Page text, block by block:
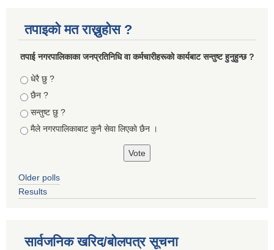
तपाइको मत राख्नुहोस ?
तपा‌ई नगरपालिकाका जनप्रतिनिधि वा कर्मचारीहरूकाे कार्यबाट सन्तुष्ट हुनुहुन्छ ?
Choices
धेरै छु ?
छैन ?
सन्तुष्ट छु ?
मैले नगरपालिकाबाट कुनै सेवा लिएकाे छैन ।
Older polls
Results
सार्वजनिक खरिद/बोलपत्र सूचना